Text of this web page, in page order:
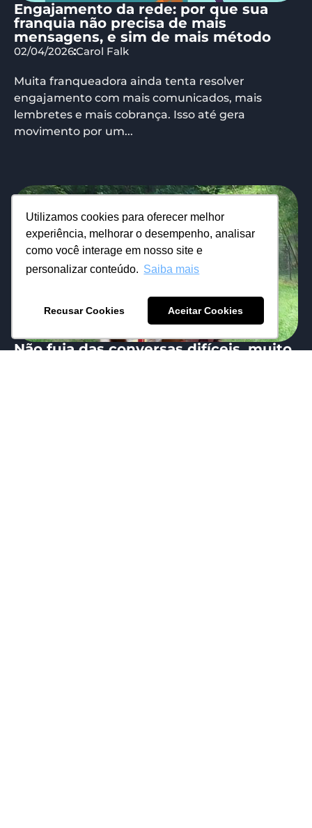
Utilizamos cookies para oferecer melhor
experiência, melhorar o desempenho, analisar
como você interage em nosso site e
personalizar conteúdo. Saiba mais
Recusar Cookies Aceitar Cookies
Engajamento da rede: por que sua
franquia não precisa de mais
mensagens, e sim de mais método
02/04/2026Carol Falk
Muita franqueadora ainda tenta resolver
engajamento com mais comunicados, mais
lembretes e mais cobrança. Isso até gera
movimento por um...
Não fuja das conversas difíceis, muito